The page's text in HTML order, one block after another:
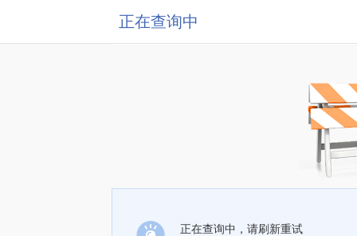
正在查询中
正在查询中，请刷新重试